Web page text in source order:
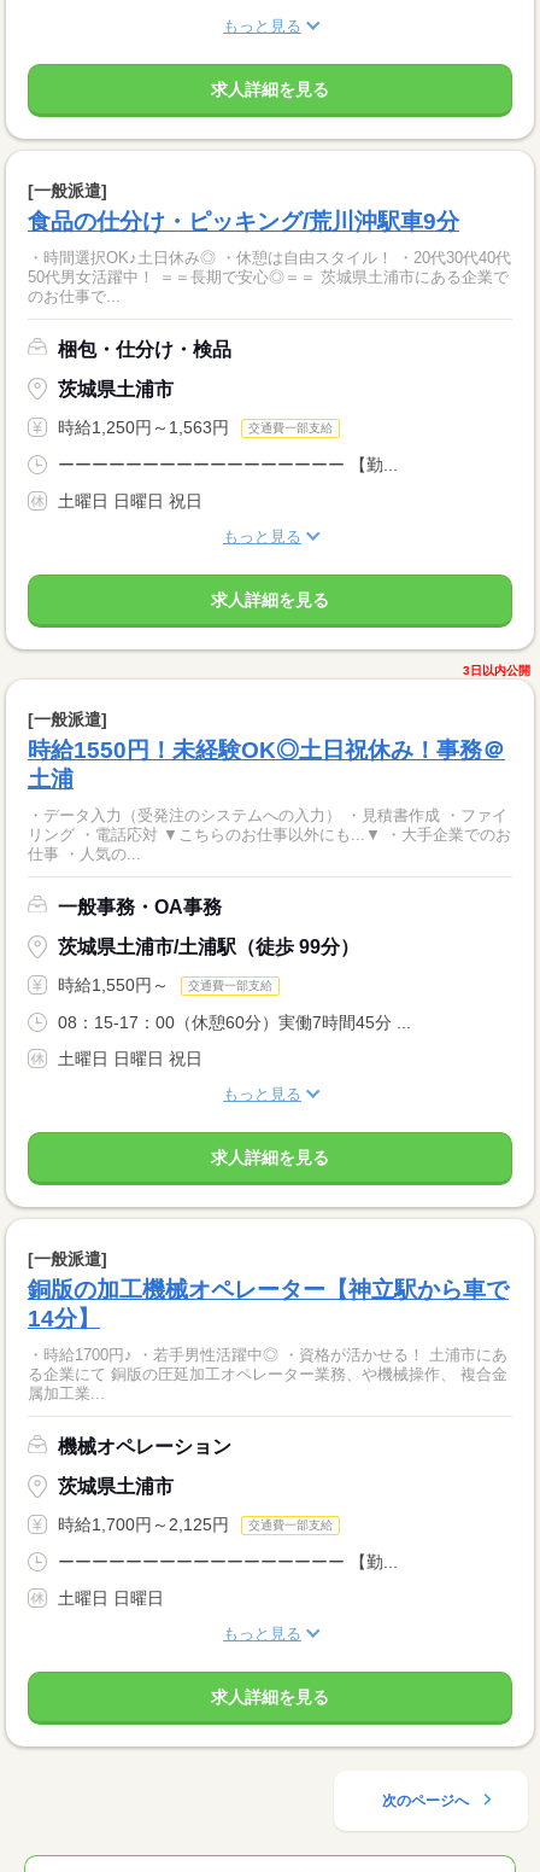
もっと見る
求人詳細を見る
[一般派遣]
食品の仕分け・ピッキング/荒川沖駅車9分
・時間選択OK♪土日休み◎ ・休憩は自由スタイル！ ・20代30代40代
50代男女活躍中！ ＝＝長期で安心◎＝＝ 茨城県土浦市にある企業で
のお仕事で...
梱包・仕分け・検品
茨城県土浦市
時給1,250円～1,563円 交通費一部支給
ーーーーーーーーーーーーーーーーー 【勤...
土曜日 日曜日 祝日
もっと見る
求人詳細を見る
3日以内公開
[一般派遣]
時給1550円！未経験OK◎土日祝休み！事務＠
土浦
・データ入力（受発注のシステムへの入力） ・見積書作成 ・ファイ
リング ・電話応対 ▼こちらのお仕事以外にも...▼ ・大手企業でのお
仕事 ・人気の...
一般事務・OA事務
茨城県土浦市/土浦駅（徒歩 99分）
時給1,550円～ 交通費一部支給
08：15-17：00（休憩60分）実働7時間45分 ...
土曜日 日曜日 祝日
もっと見る
求人詳細を見る
[一般派遣]
銅版の加工機械オペレーター【神立駅から車で
14分】
・時給1700円♪ ・若手男性活躍中◎ ・資格が活かせる！ 土浦市にあ
る企業にて 銅版の圧延加工オペレーター業務、や機械操作、 複合金
属加工業...
機械オペレーション
茨城県土浦市
時給1,700円～2,125円 交通費一部支給
ーーーーーーーーーーーーーーーーー 【勤...
土曜日 日曜日
もっと見る
求人詳細を見る
次のページへ